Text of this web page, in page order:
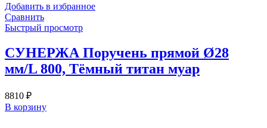
Добавить в избранное
Сравнить
Быстрый просмотр
СУНЕРЖА Поручень прямой Ø28
мм/L 800, Тёмный титан муар
8810 ₽
В корзину